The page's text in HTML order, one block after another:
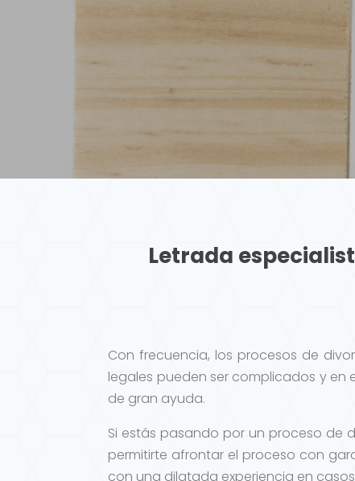
Letrada
Con frecuencia, los procesos de
legales pueden ser complicados y
de gran ayuda.
Si estás pasando por un proceso de
permitirte afrontar el proceso con
con una dilatada experiencia en